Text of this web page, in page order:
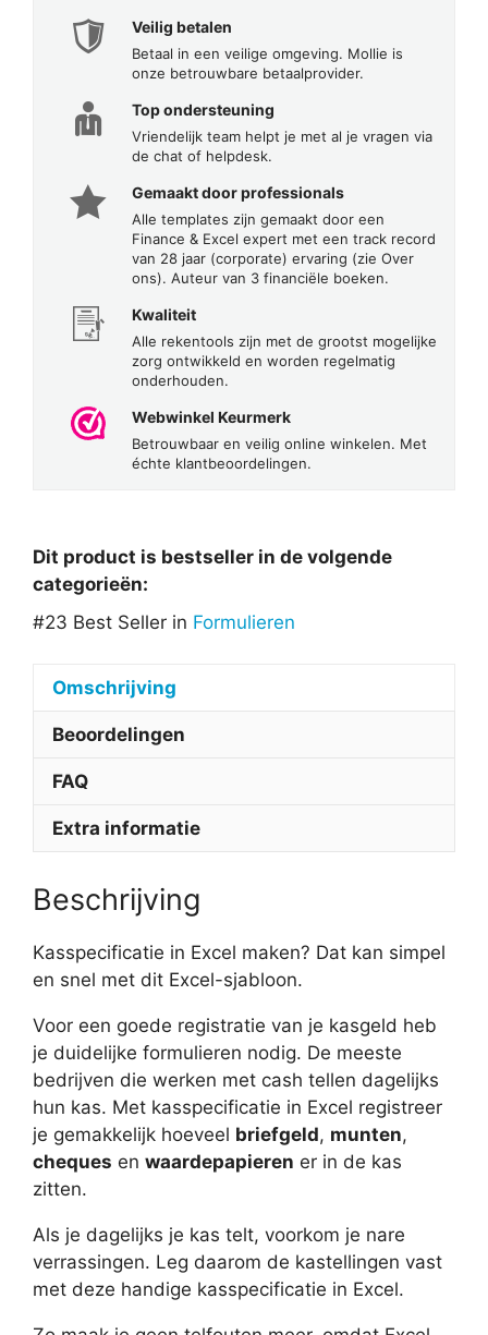
Veilig betalen
Betaal in een veilige omgeving. Mollie is
onze betrouwbare betaalprovider.
Top ondersteuning
Vriendelijk team helpt je met al je vragen via
de chat of helpdesk.
Gemaakt door professionals
Alle templates zijn gemaakt door een
Finance & Excel expert met een track record
van 28 jaar (corporate) ervaring (zie Over
ons). Auteur van 3 financiële boeken.
Kwaliteit
Alle rekentools zijn met de grootst mogelijke
zorg ontwikkeld en worden regelmatig
onderhouden.
Webwinkel Keurmerk
Betrouwbaar en veilig online winkelen. Met
échte klantbeoordelingen.
Dit product is bestseller in de volgende
categorieën:
#23 Best Seller in Formulieren
Omschrijving
Beoordelingen
FAQ
Extra informatie
Beschrijving
Kasspecificatie in Excel maken? Dat kan simpel
en snel met dit Excel-sjabloon.
Voor een goede registratie van je kasgeld heb
je duidelijke formulieren nodig. De meeste
bedrijven die werken met cash tellen dagelijks
hun kas. Met kasspecificatie in Excel registreer
je gemakkelijk hoeveel briefgeld, munten,
cheques en waardepapieren er in de kas
zitten.
Als je dagelijks je kas telt, voorkom je nare
verrassingen. Leg daarom de kastellingen vast
met deze handige kasspecificatie in Excel.